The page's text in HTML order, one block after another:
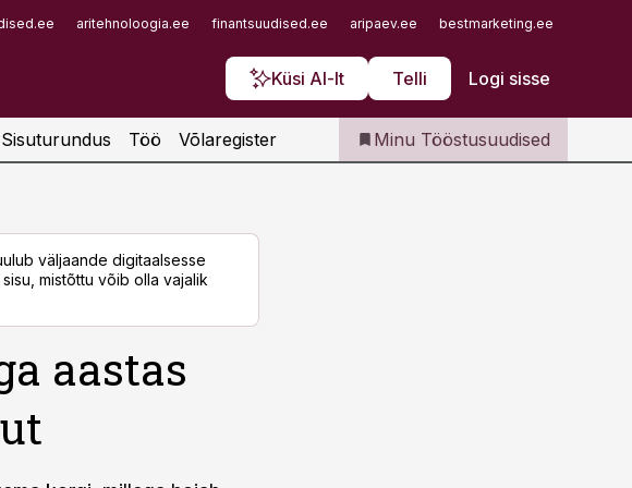
aritehnoloogia.ee finantsuudised.ee aripaev.ee bestmarketing.ee
Küsi AI-lt Telli Logi sisse
Iseteenindus
Telli Tööstusuudised
Sisuturundus Töö Võlaregister Minu Tööstusuudised
väljaande digitaalsesse
mistõttu võib olla vajalik
aastas